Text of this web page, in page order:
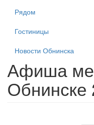
Рядом
Гостиницы
Новости Обнинска
Афиша
Обнинске